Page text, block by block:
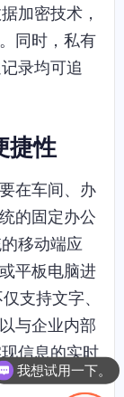
加密技术，
同时，私有
录均可追
捷性
在车间、办
的固定办公
移动端应
平板电脑进
支持文字、
与企业内部
信息的实时
我想试用一下。
私有化如何部署？